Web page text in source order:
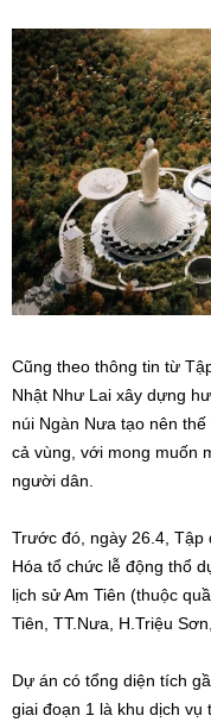
Cũng theo thông tin từ
Nhật Như Lai xây dựng
núi Ngàn Nưa tạo nên
cả vùng, với mong muốn
người dân.
Trước đó, ngày 26.4, Tập
Hóa tổ chức lễ động thổ
lịch sử Am Tiên (thuộc
Tiên, TT.Nưa, H.Triệu
Dự án có tổng diện tích
giai đoạn 1 là khu dịch